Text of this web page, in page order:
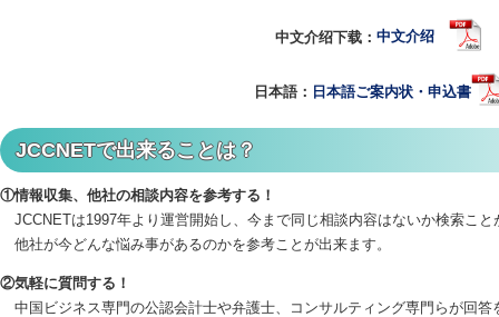
中文介绍下载： 中文介绍
日本語： 日本語ご案内状・申込書
JCCNETで出来ることは？
①情報収集、他社の相談内容を参考する！
JCCNETは1997年より運営開始し、今まで同じ相談内容はないか検索こと
他社が今どんな悩み事があるのかを参考ことが出来ます。
②気軽に質問する！
中国ビジネス専門の公認会計士や弁護士、コンサルティング専門らが回答